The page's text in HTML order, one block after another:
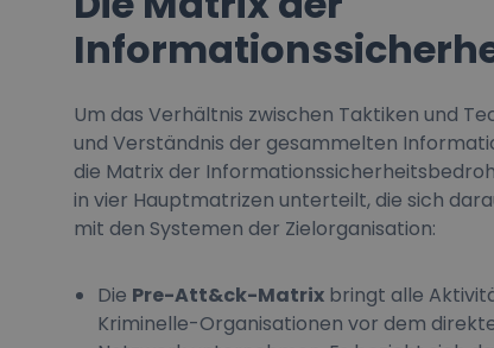
Um das Verhältnis zwischen Taktiken und
und Verständnis der gesammelten
die Matrix der
in vier Hauptmatrizen unterteilt, die sich
mit den Systemen der Zielorganisation:
Die Pre-Att&ck-Matrix bringt alle
Kriminelle-Organisationen vor dem